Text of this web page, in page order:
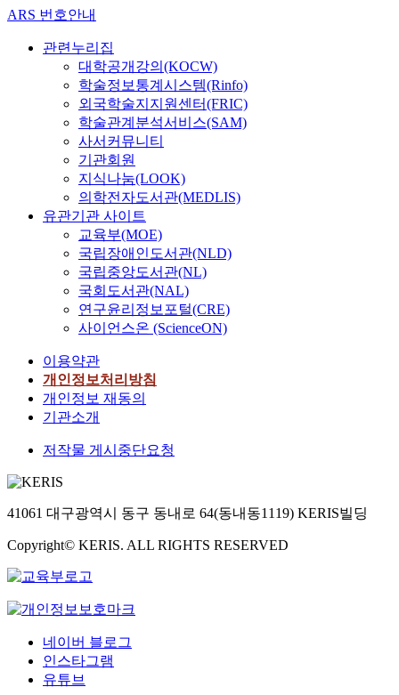
ARS 번호안내
관련누리집
대학공개강의(KOCW)
학술정보통계시스템(Rinfo)
외국학술지지원센터(FRIC)
학술관계분석서비스(SAM)
사서커뮤니티
기관회원
지식나눔(LOOK)
의학전자도서관(MEDLIS)
유관기관 사이트
교육부(MOE)
국립장애인도서관(NLD)
국립중앙도서관(NL)
국회도서관(NAL)
연구윤리정보포털(CRE)
사이언스온 (ScienceON)
이용약관
개인정보처리방침
개인정보 재동의
기관소개
저작물 게시중단요청
41061 대구광역시 동구 동내로 64(동내동1119) KERIS빌딩
Copyright© KERIS. ALL RIGHTS RESERVED
네이버 블로그
인스타그램
유튜브